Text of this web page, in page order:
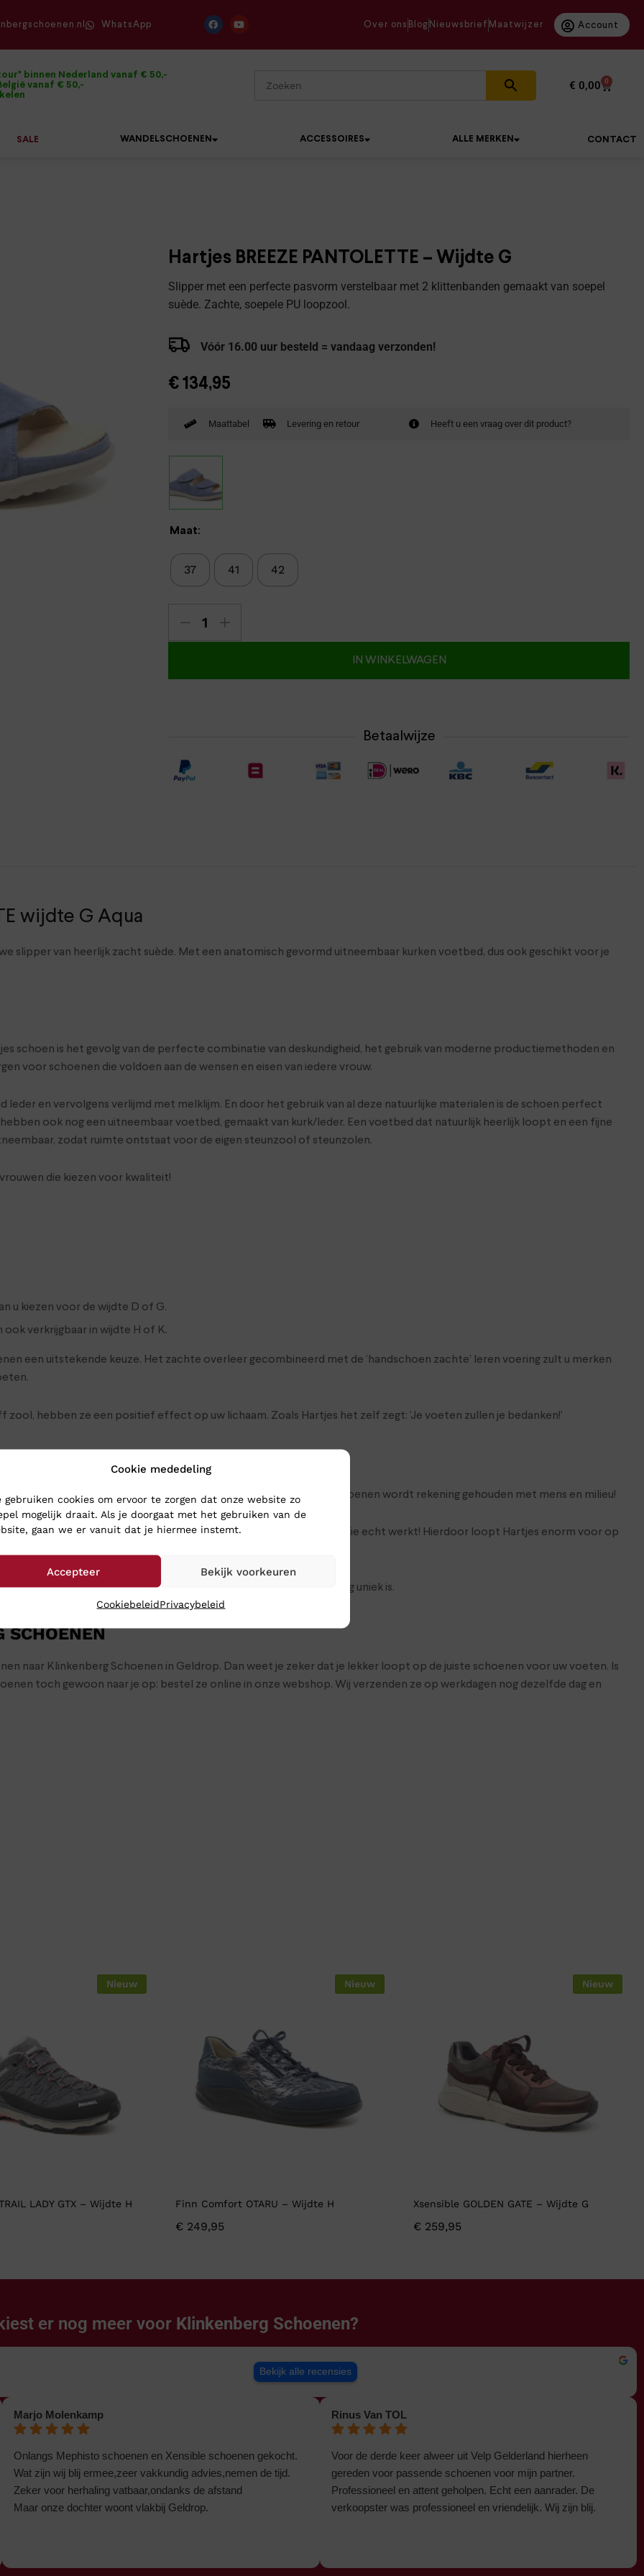
Cookie mededeling
gebruiken cookies om ervoor te zorgen dat onze website zo
mogelijk draait. Als je doorgaat met het gebruiken van de
gaan we er vanuit dat je hiermee instemt.
Accepteer Bekijk voorkeuren
CookiebeleidPrivacybeleid
WhatsApp Over ons Blog Nieuwsbrief Maatwijzer Account
binnen Nederland vanaf € 50,-
vanaf € 50,-
€ 0,00 0
SALE WANDELSCHOENEN ACCESSOIRES ALLE MERKEN CONTACT
Hartjes BREEZE PANTOLETTE – Wijdte G
Slipper met een perfecte pasvorm verstelbaar met 2 klittenbanden gemaakt van soepel
suède. Zachte, soepele PU loopzool.
Vóór 16.00 uur besteld = vandaag verzonden!
€ 134,95
Maattabel Levering en retour Heeft u een vraag over dit product?
Maat:
37 41 42
IN WINKELWAGEN
Betaalwijze
wijdte G Aqua
slipper van heerlijk zacht suède. Met een anatomisch gevormd uitneembaar kurken voetbed, dus ook geschikt voor je
schoen is het gevolg van de perfecte combinatie van deskundigheid, het gebruik van moderne productiemethoden en
voor schoenen die voldoen aan de wensen en eisen van iedere vrouw.
leder en vervolgens verlijmd met melklijm. En door het gebruik van al deze natuurlijke materialen is de schoen perfect
ook nog een uitneembaar voetbed, gemaakt van kurk/leder. Een voetbed dat natuurlijk heerlijk loopt en een fijne
zodat ruimte ontstaat voor de eigen steunzool of steunzolen.
die kiezen voor kwaliteit!
u kiezen voor de wijdte D of G.
verkrijgbaar in wijdte H of K.
een uitstekende keuze. Het zachte overleer gecombineerd met de ‘handschoen zachte’ leren voering zult u merken
hebben ze een positief effect op uw lichaam. Zoals Hartjes het zelf zegt: ‘Je voeten zullen je bedanken!’
ook veel aandacht aan dit thema. Bij het produceren van schoenen wordt rekening gehouden met mens en milieu!
materialen die gecombineerd worden met een technologie die echt werkt! Hierdoor loopt Hartjes enorm voor op
pasvorm voor moderne comfortschoenen.
zorgvuldig geselecteerd, waardoor elke schoen ook nog eens erg uniek is.
SCHOENEN
naar Klinkenberg Schoenen in Geldrop. Dan weet je zeker dat je lekker loopt op de juiste schoenen voor uw voeten. Is
toch gewoon naar je op: bestel ze online in onze webshop. Wij verzenden ze op werkdagen nog dezelfde dag en
Nieuw
LADY GTX – Wijdte H
Nieuw
Finn Comfort OTARU – Wijdte H
€ 249,95
Nieuw
Xsensible GOLDEN GATE – Wijdte G
€ 259,95
er nog meer voor Klinkenberg Schoenen?
Bekijk alle recensies
Marjo Molenkamp
Onlangs Mephisto schoenen en Xensible schoenen gekocht.
Wat zijn wij blij ermee,zeer vakkundig advies,nemen de tijd.
Zeker voor herhaling vatbaar,ondanks de afstand
Maar onze dochter woont vlakbij Geldrop.
Rinus Van TOL
Voor de derde keer alweer uit Velp Gelderland hierheen
gereden voor passende schoenen voor mijn partner.
Professioneel en attent geholpen. Echt een aanrader. De
verkoopster was professioneel en vriendelijk. Wij zijn blij.